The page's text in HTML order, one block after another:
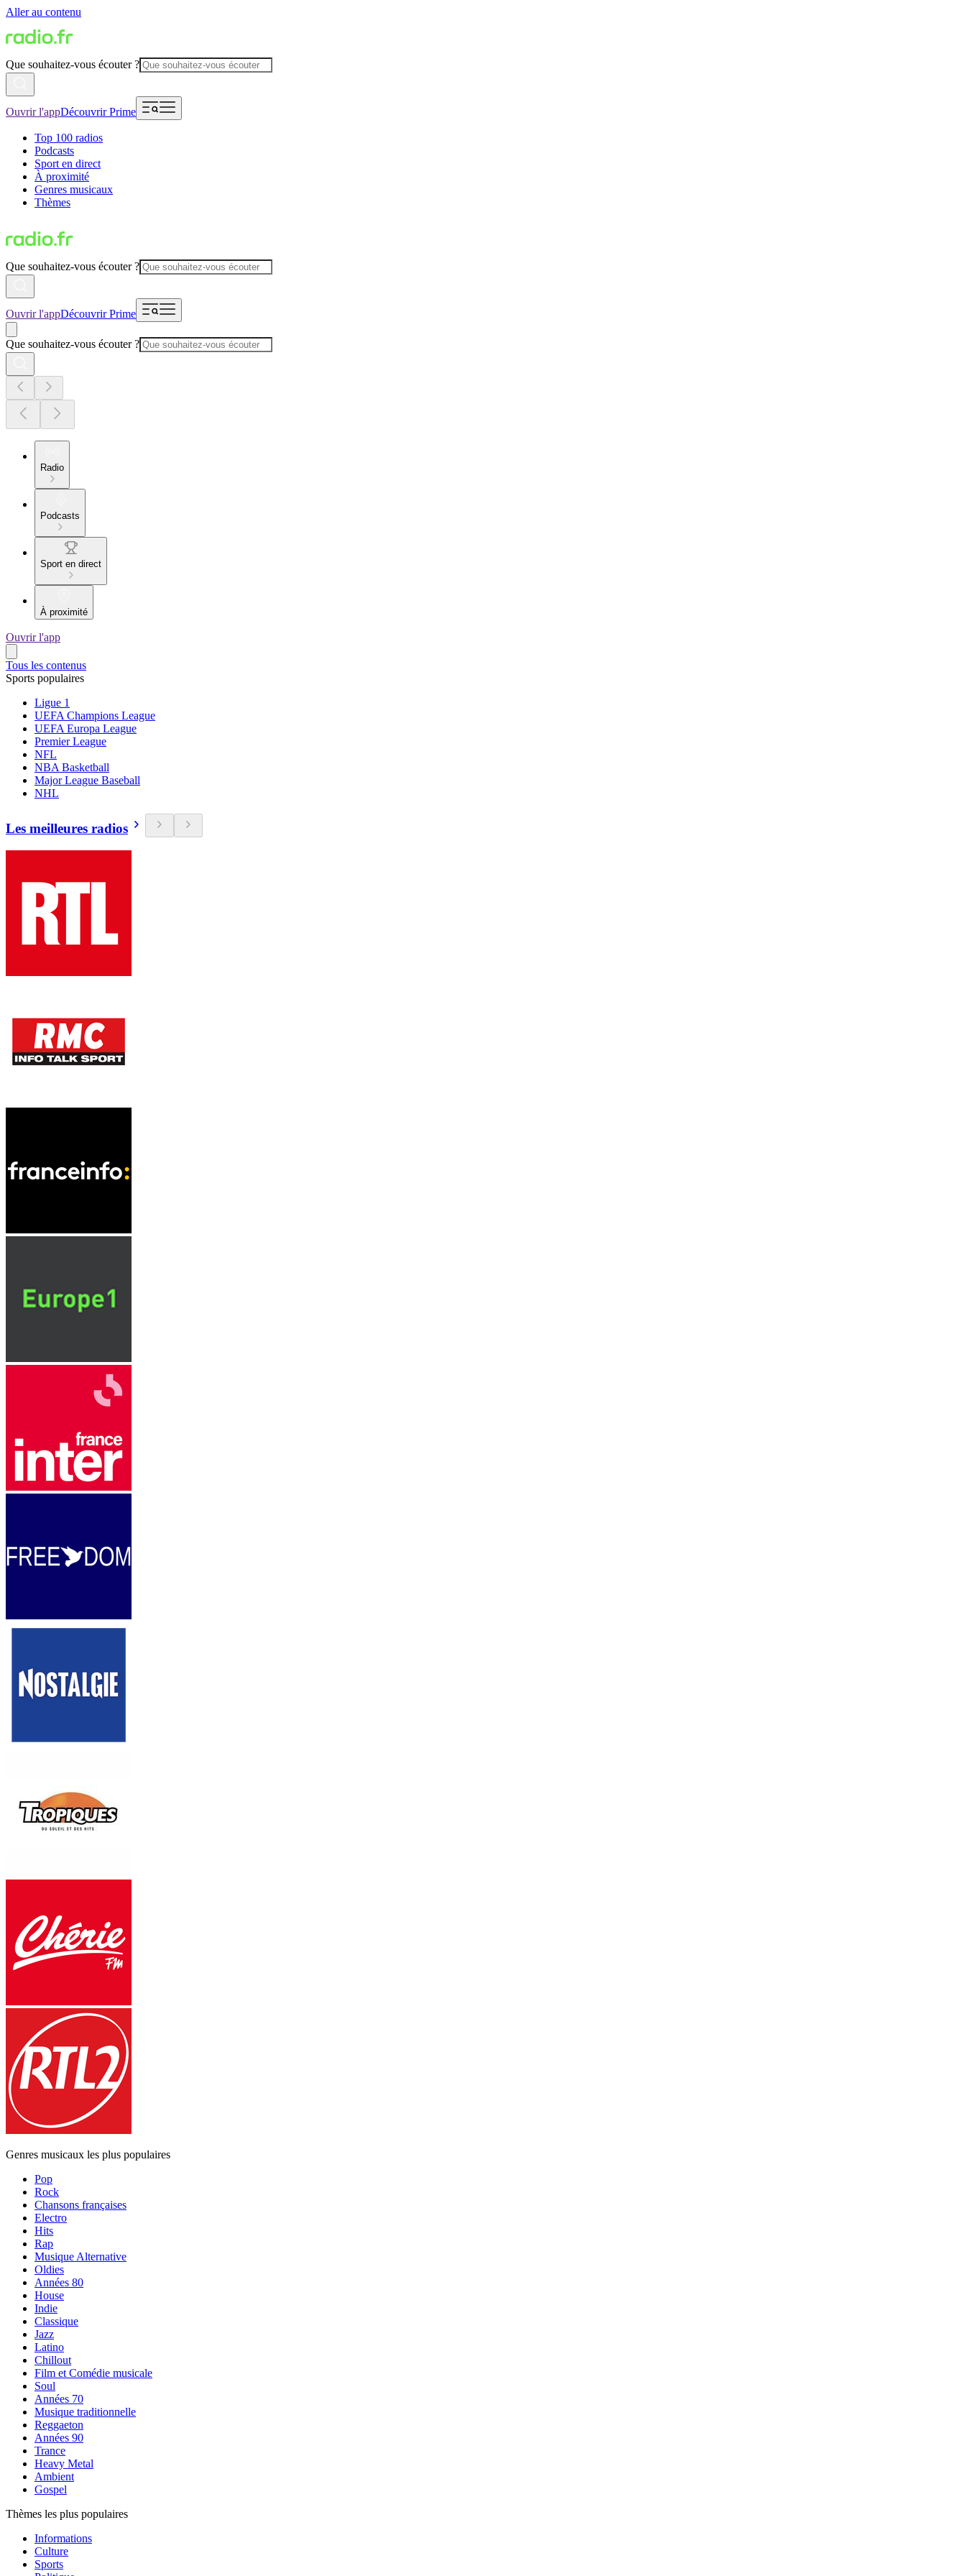
Aller au contenu
Que souhaitez-vous écouter ?
Ouvrir l'appDécouvrir Prime
Top 100 radios
Podcasts
Sport en direct
À proximité
Genres musicaux
Thèmes
Que souhaitez-vous écouter ?
Ouvrir l'appDécouvrir Prime
Que souhaitez-vous écouter ?
Radio
Podcasts
Sport en direct
À proximité
Ouvrir l'app
Tous les contenus
Sports populaires
Ligue 1
UEFA Champions League
UEFA Europa League
Premier League
NFL
NBA Basketball
Major League Baseball
NHL
Les meilleures radios
Genres musicaux les plus populaires
Pop
Rock
Chansons françaises
Electro
Hits
Rap
Musique Alternative
Oldies
Années 80
House
Indie
Classique
Jazz
Latino
Chillout
Film et Comédie musicale
Soul
Années 70
Musique traditionnelle
Reggaeton
Années 90
Trance
Heavy Metal
Ambient
Gospel
Thèmes les plus populaires
Informations
Culture
Sports